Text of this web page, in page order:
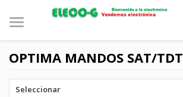
OPTIMA MANDOS SAT/TDT
Seleccionar